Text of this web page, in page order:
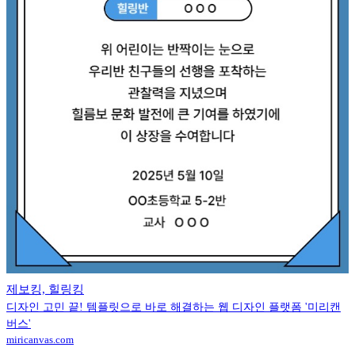
제보킹, 힐링킹
디자인 고민 끝! 템플릿으로 바로 해결하는 웹 디자인 플랫폼 '미리캔
버스'
miricanvas.com